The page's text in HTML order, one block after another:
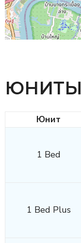
ЮНИТЫ
Юнит
1 Bed
1 Bed Plus